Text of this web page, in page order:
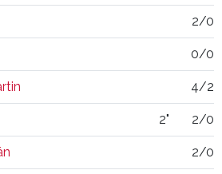
2/0
0/0
4/2
2" 2/0
2/0